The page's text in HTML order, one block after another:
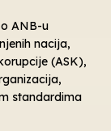
ANB-u
nacija,
(ASK),
standardima